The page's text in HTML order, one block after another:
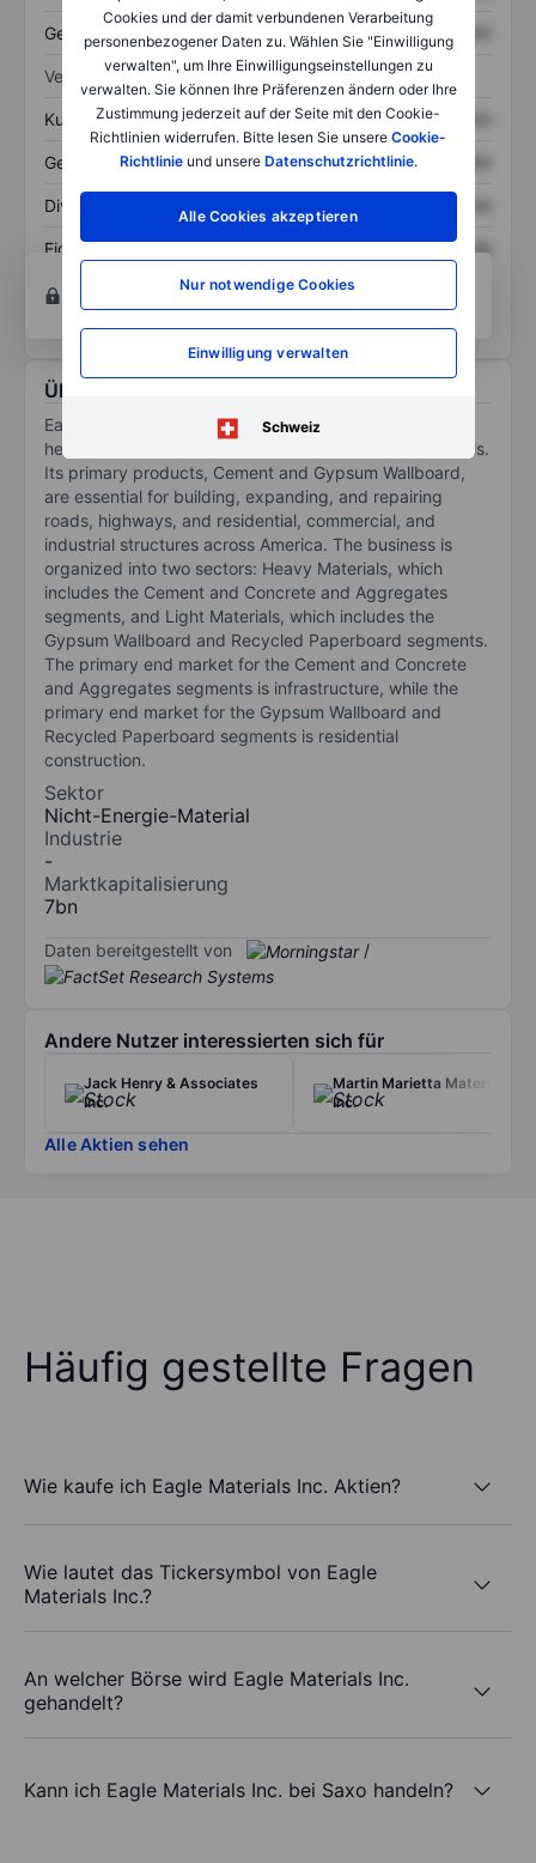
Cookies und der damit verbundenen Verarbeitung
personenbezogener Daten zu. Wählen Sie "Einwilligung
verwalten", um Ihre Einwilligungseinstellungen zu
verwalten. Sie können Ihre Präferenzen ändern oder Ihre
Zustimmung jederzeit auf der Seite mit den Cookie-
Richtlinien widerrufen. Bitte lesen Sie unsere Cookie-
Richtlinieund unsere Datenschutzrichtlinie.
Alle Cookies akzeptieren
Nur notwendige Cookies
Einwilligung verwalten
Schweiz
Gesamtschulden XXXXXXX XXXXXXX
Verhältnisse
Kurs/Umsatz XXXXXXX XXXXXXX
Gewinn je Aktie XXXXXXX XXXXXXX
Dividende je Aktie
Eigenkapitalrendite XXXXXXX
XXXXXXX
Konto eröffnenum Zugriff auf mehr Diagramm-
und Analyse-Tools zu erhalten.
Über Eagle Materials Inc.
Eagle Materials Inc is engaged in the manufacture of
heavy construction products and light building materials.
Its primary products, Cement and Gypsum Wallboard,
are essential for building, expanding, and repairing
roads, highways, and residential, commercial, and
industrial structures across America. The business is
organized into two sectors: Heavy Materials, which
includes the Cement and Concrete and Aggregates
segments, and Light Materials, which includes the
Gypsum Wallboard and Recycled Paperboard segments.
The primary end market for the Cement and Concrete
and Aggregates segments is infrastructure, while the
primary end market for the Gypsum Wallboard and
Recycled Paperboard segments is residential
construction.
Sektor
Nicht-Energie-Material
Industrie
-
Marktkapitalisierung
7bn
Daten bereitgestellt von /
Andere Nutzer interessierten sich für
Jack Henry & Associates
Inc.
Martin Marietta Materials
Inc.
Alle Aktien sehen
Häufig gestellte Fragen
Wie kaufe ich Eagle Materials Inc. Aktien?
Wie lautet das Tickersymbol von Eagle
Materials Inc.?
An welcher Börse wird Eagle Materials Inc.
gehandelt?
Kann ich Eagle Materials Inc. bei Saxo handeln?